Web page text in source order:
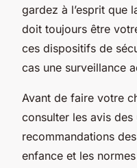
gardez à l’esprit que
doit toujours être
ces dispositifs de
cas une surveillance
Avant de faire votre
consulter les avis des
recommandations
enfance et les